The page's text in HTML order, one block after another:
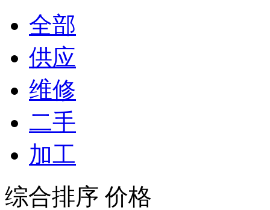
全部
供应
维修
二手
加工
综合排序 价格